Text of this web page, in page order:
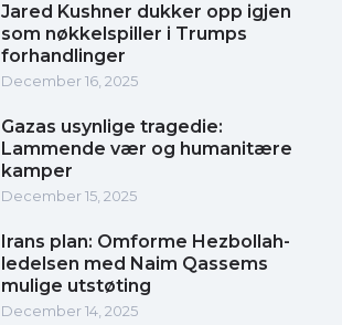
Jared Kushner dukker opp igjen
som nøkkelspiller i Trumps
forhandlinger
December 16, 2025
Gazas usynlige tragedie:
Lammende vær og humanitære
kamper
December 15, 2025
Irans plan: Omforme Hezbollah-
ledelsen med Naim Qassems
mulige utstøting
December 14, 2025